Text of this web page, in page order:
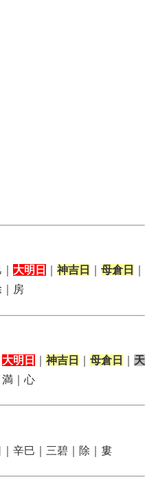
大明日 神吉日 母倉日
房
大明日 神吉日 母倉日
天
満｜心
｜辛巳｜三碧｜除｜婁